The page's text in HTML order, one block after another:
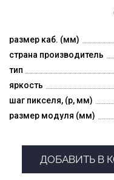
размер каб. (мм)
страна производитель
тип
яркость
шаг пикселя, (p, мм)
размер модуля (мм)
ДОБАВИТЬ В